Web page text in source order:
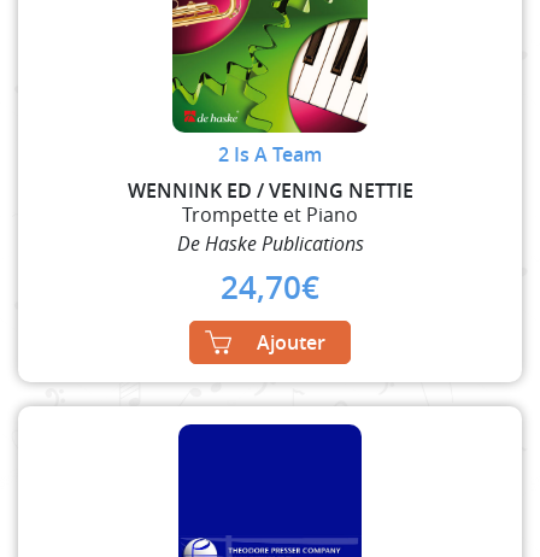
2 Is A Team
WENNINK ED / VENING NETTIE
Trompette et Piano
De Haske Publications
24,70€
Ajouter